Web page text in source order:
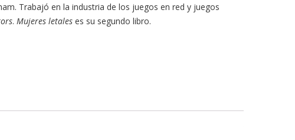
Trabajó en la industria de los juegos en red y juegos
. Mujeres letales es su segundo libro.